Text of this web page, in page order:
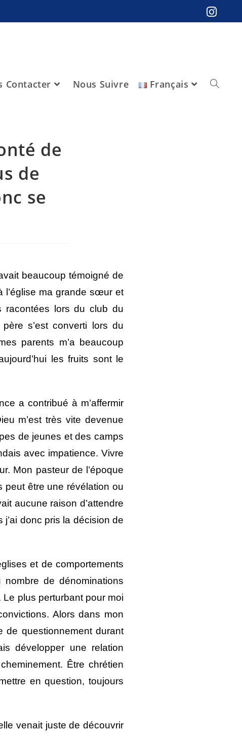
Contacter Nous Suivre Français
de
de
se
beaucoup témoigné de
l’église ma grande sœur et
racontées lors du club du
s’est converti lors du
parents m’a beaucoup
les fruits sont le
a contribué à m’affermir
m’est très vite devenue
de jeunes et des camps
avec impatience. Vivre
Mon pasteur de l’époque
peut être une révélation ou
aucune raison d’attendre
donc pris la décision de
et de comportements
de dénominations
plus perturbant pour moi
Alors dans mon
de questionnement durant
développer une relation
Être chrétien
en question, toujours
venait juste de découvrir